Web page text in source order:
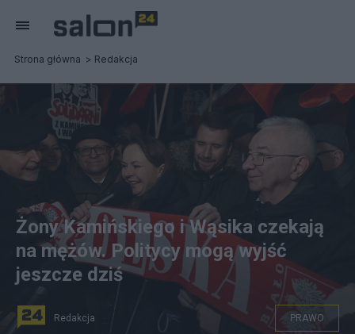
Strona główna Redakcja
Żony Kamińskiego i Wąsika czekają
na mężów. Politycy mogą wyjść
jeszcze dziś
Redakcja PRAWO